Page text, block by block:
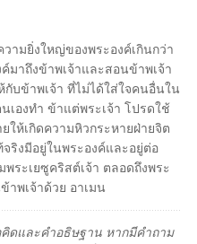
ามยิ่งใหญ่ของพระองค์เกินกว่า
มาถึงข้าพเจ้าและสอนข้าพเจ้า
กับข้าพเจ้า ที่ไม่ได้ใส่ใจคนอื่นใน
เองทำ ข้าแต่พระเจ้า โปรดใช้
ห้เกิดความหิวกระหายฝ่ายจิต
ริงมีอยู่ในพระองค์และอยู่ต่อ
ระเยซูคริสต์เจ้า ตลอดถึงพระ
พเจ้าด้วย อาเมน
ดและคำอธิษฐาน หากมีคำถาม